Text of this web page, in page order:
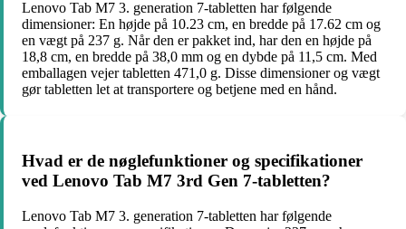
Lenovo Tab M7 3. generation 7-tabletten har følgende
dimensioner: En højde på 10.23 cm, en bredde på 17.62 cm og
en vægt på 237 g. Når den er pakket ind, har den en højde på
18,8 cm, en bredde på 38,0 mm og en dybde på 11,5 cm. Med
emballagen vejer tabletten 471,0 g. Disse dimensioner og vægt
gør tabletten let at transportere og betjene med en hånd.
Hvad er de nøglefunktioner og specifikationer
ved Lenovo Tab M7 3rd Gen 7-tabletten?
Lenovo Tab M7 3. generation 7-tabletten har følgende